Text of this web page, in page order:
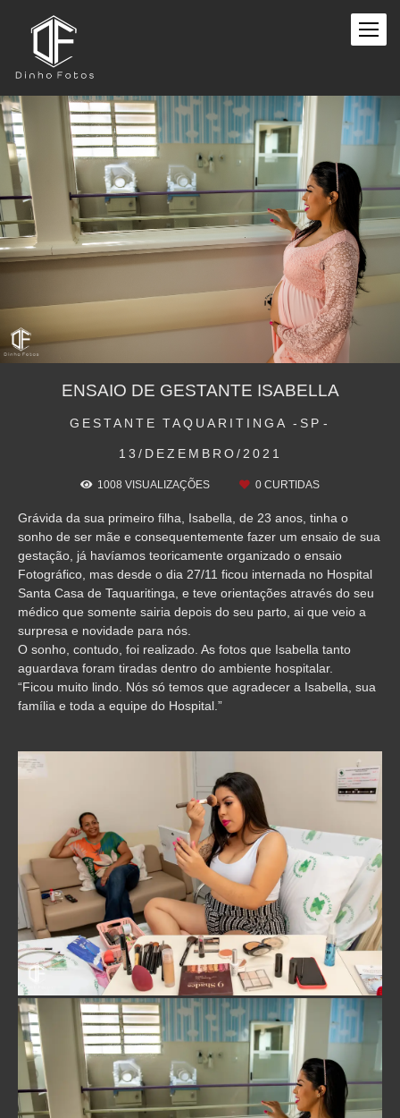
GESTANTE TAQUARITINGA -SP
13/DEZEMBRO/2021
ENSAIO DE GESTANTE ISABELLA
1008 VISUALIZAÇÕES 0 CURTIDAS
Grávida da sua primeiro filha, Isabella, de 23 anos, tinha o
sonho de ser mãe e consequentemente fazer um ensaio de sua
gestação, já havíamos teoricamente organizado o ensaio
Fotográfico, mas desde o dia 27/11 ficou internada no Hospital
Santa Casa de Taquaritinga, e teve orientações através do seu
médico que somente sairia depois do seu parto, ai que veio a
surpresa e novidade para nós.
O sonho, contudo, foi realizado. As fotos que Isabella tanto
aguardava foram tiradas dentro do ambiente hospitalar.
“Ficou muito lindo. Nós só temos que agradecer a Isabella, sua
família e toda a equipe do Hospital.”